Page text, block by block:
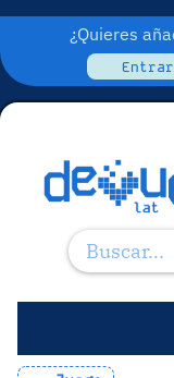
¿Quieres
Entrar